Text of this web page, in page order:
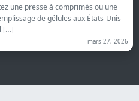
une presse à comprimés ou une
de gélules aux États-Unis
[…]
mars 27, 2026